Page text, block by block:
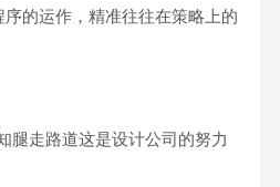
的运作，精准往往在策略上的
腿走路道这是设计公司的努力